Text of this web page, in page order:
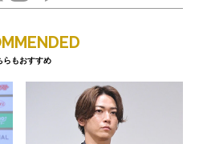
らもおすすめ